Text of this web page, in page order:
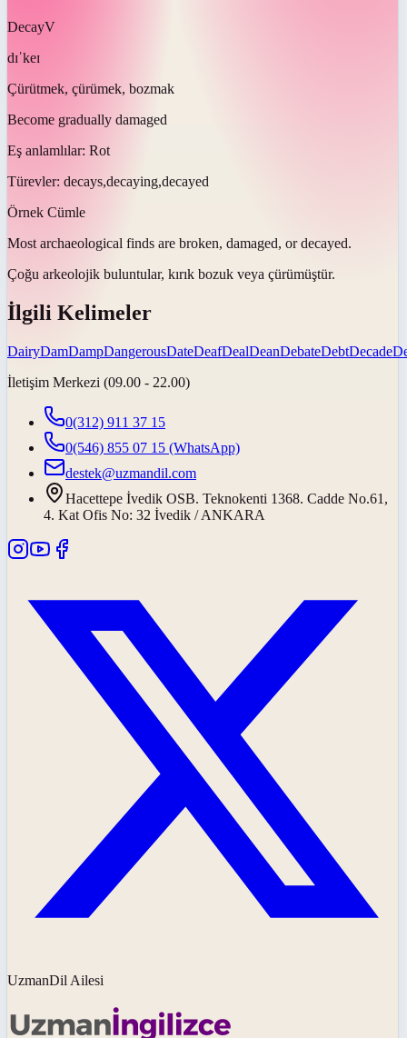
DecayV
dɪˈkeɪ
Çürütmek, çürümek, bozmak
Become gradually damaged
Eş anlamlılar: Rot
Türevler: decays,decaying,decayed
Örnek Cümle
Most archaeological finds are broken, damaged, or decayed.
Çoğu arkeolojik buluntular, kırık bozuk veya çürümüştür.
İlgili Kelimeler
DairyDamDampDangerousDateDeafDealDeanDebateDebtDecade
İletişim Merkezi (09.00 - 22.00)
0(312) 911 37 15
0(546) 855 07 15 (WhatsApp)
destek@uzmandil.com
Hacettepe İvedik OSB. Teknokenti 1368. Cadde No.61,
4. Kat Ofis No: 32 İvedik / ANKARA
UzmanDil Ailesi